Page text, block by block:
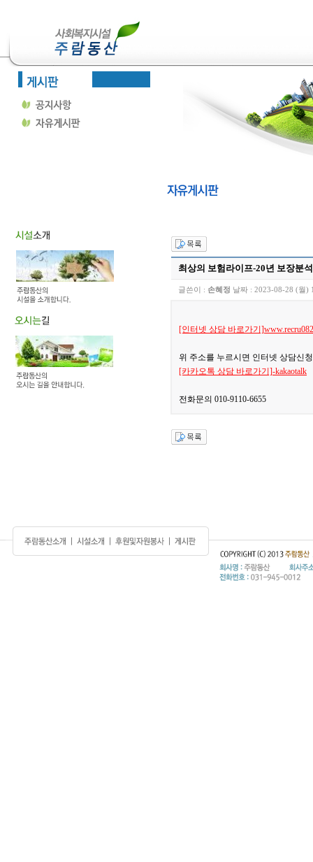
최상의 보험라이프-20년 보장분
글쓴이 : 손혜정 날짜 : 2023-08-28 (월)
[인터넷 상담 바로가기
위 주소를 누르시면 인터넷 상담신
[카카오톡 상담 바로가기]-kakaotalk
전화문의 010-9110-6655